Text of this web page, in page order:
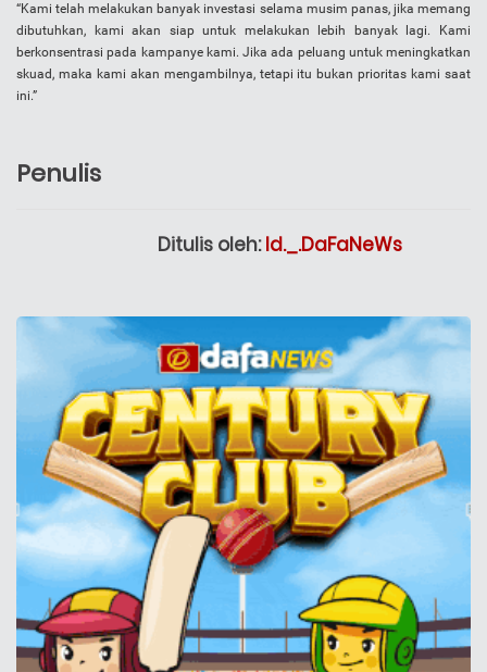
“Kami telah melakukan banyak investasi selama musim panas, jika memang
dibutuhkan, kami akan siap untuk melakukan lebih banyak lagi. Kami
berkonsentrasi pada kampanye kami. Jika ada peluang untuk meningkatkan
skuad, maka kami akan mengambilnya, tetapi itu bukan prioritas kami saat
ini.”
Penulis
Ditulis oleh:Id._.DaFaNeWs